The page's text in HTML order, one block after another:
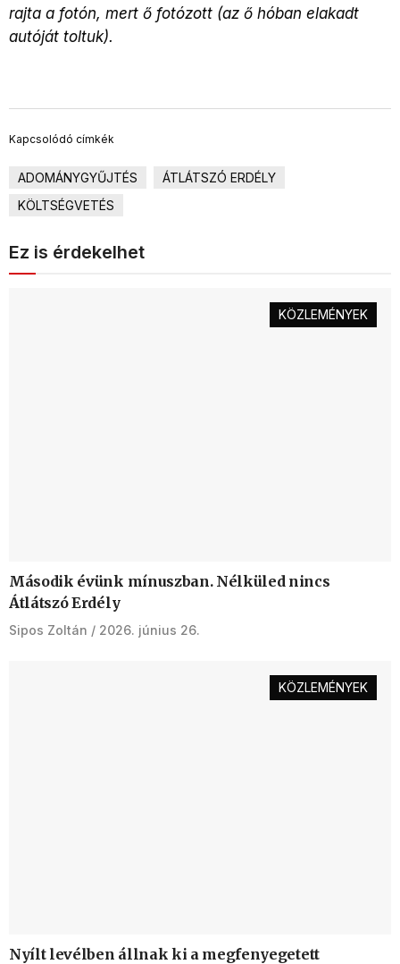
rajta a fotón, mert ő fotózott (az ő hóban elakadt
autóját toltuk).
Kapcsolódó címkék
ADOMÁNYGYŰJTÉS
ÁTLÁTSZÓ ERDÉLY
KÖLTSÉGVETÉS
Ez is érdekelhet
KÖZLEMÉNYEK
Második évünk mínuszban. Nélküled nincs
Átlátszó Erdély
Sipos Zoltán 2026. június 26.
KÖZLEMÉNYEK
Nyílt levélben állnak ki a megfenyegetett